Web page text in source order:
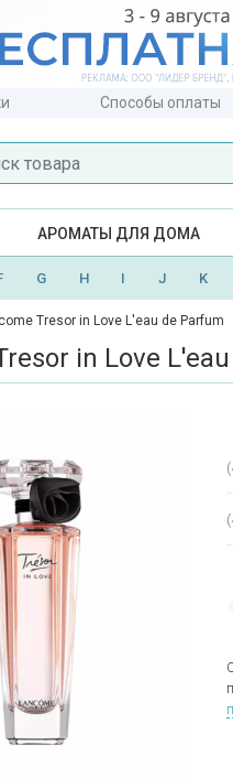
Способы оплаты
АРОМАТЫ ДЛЯ ДОМА
G H I J K
Tresor in Love L'eau de Parfum
in Love